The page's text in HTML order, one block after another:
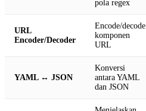
pola regex
URL
Encoder/Decoder
Encode/decode
komponen
URL
YAML ↔ JSON
Konversi
antara YAML
dan JSON